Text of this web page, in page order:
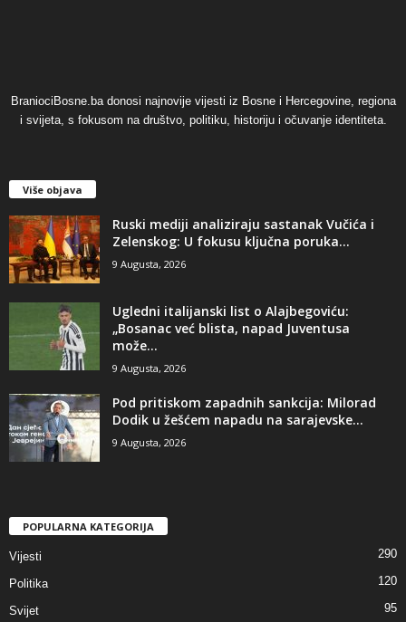
BraniociBosne.ba donosi najnovije vijesti iz Bosne i Hercegovine, regiona
i svijeta, s fokusom na društvo, politiku, historiju i očuvanje identiteta.
Više objava
Ruski mediji analiziraju sastanak Vučića i
Zelenskog: U fokusu ključna poruka...
9 Augusta, 2026
​Ugledni italijanski list o Alajbegoviću:
„Bosanac već blista, napad Juventusa
može...
9 Augusta, 2026
​Pod pritiskom zapadnih sankcija: Milorad
Dodik u žešćem napadu na sarajevske...
9 Augusta, 2026
POPULARNA KATEGORIJA
Vijesti 290
Politika 120
Svijet 95